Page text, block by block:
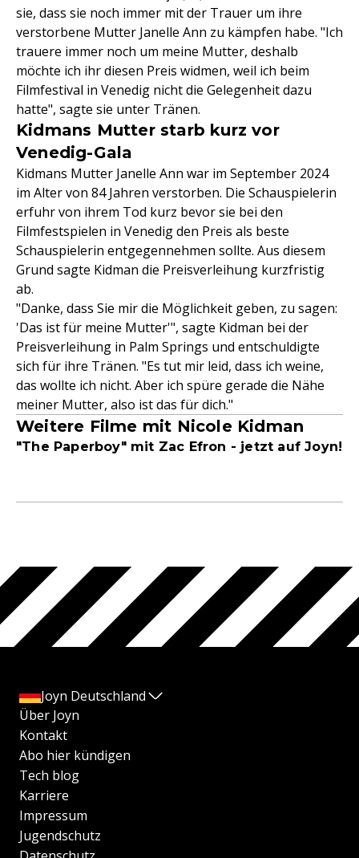
sie, dass sie noch immer mit der Trauer um ihre
verstorbene Mutter Janelle Ann zu kämpfen habe. "Ich
trauere immer noch um meine Mutter, deshalb
möchte ich ihr diesen Preis widmen, weil ich beim
Filmfestival in Venedig nicht die Gelegenheit dazu
hatte", sagte sie unter Tränen.
Kidmans Mutter starb kurz vor
Venedig-Gala
Kidmans Mutter Janelle Ann war im September 2024
im Alter von 84 Jahren verstorben. Die Schauspielerin
erfuhr von ihrem Tod kurz bevor sie bei den
Filmfestspielen in Venedig den Preis als beste
Schauspielerin entgegennehmen sollte. Aus diesem
Grund sagte Kidman die Preisverleihung kurzfristig
ab.
"Danke, dass Sie mir die Möglichkeit geben, zu sagen:
'Das ist für meine Mutter'", sagte Kidman bei der
Preisverleihung in Palm Springs und entschuldigte
sich für ihre Tränen. "Es tut mir leid, dass ich weine,
das wollte ich nicht. Aber ich spüre gerade die Nähe
meiner Mutter, also ist das für dich."
Weitere Filme mit Nicole Kidman
"The Paperboy" mit Zac Efron - jetzt auf Joyn!
Joyn Deutschland
Über Joyn
Kontakt
Abo hier kündigen
Tech blog
Karriere
Impressum
Jugendschutz